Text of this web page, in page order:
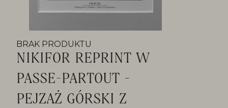
BRAK PRODUKTU
NIKIFOR REPRINT W
PASSE-PARTOUT -
PEJZAŻ GÓRSKI Z